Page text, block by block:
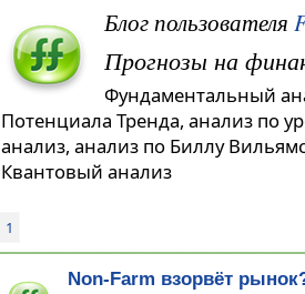
Блог пользователя
Прогнозы на
Фундаментальный
Потенциала Тренда, анализ по
анализ, анализ по Биллу
Квантовый анализ
1
Non-Farm взорвёт